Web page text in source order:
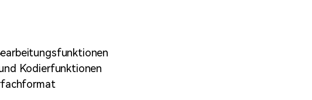
Kodierfunktionen